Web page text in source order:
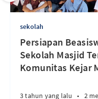
sekolah
Persiapan
Sekolah Masjid
Komunitas Kejar
3 tahun yang lalu • 2